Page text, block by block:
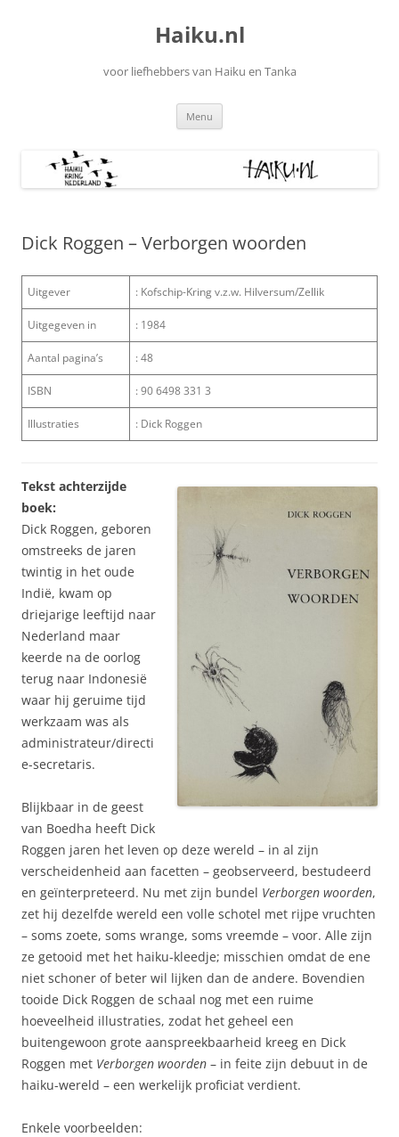
Haiku.nl
voor liefhebbers van Haiku en Tanka
Menu
Dick Roggen – Verborgen woorden
Uitgever : Kofschip-Kring v.z.w. Hilversum/Zellik
Uitgegeven in : 1984
Aantal pagina’s : 48
ISBN : 90 6498 331 3
Illustraties : Dick Roggen
Tekst achterzijde
boek:
Dick Roggen, geboren
omstreeks de jaren
twintig in het oude
Indië, kwam op
driejarige leeftijd naar
Nederland maar
keerde na de oorlog
terug naar Indonesië
waar hij geruime tijd
werkzaam was als
administrateur/directi
e-secretaris.
Blijkbaar in de geest
van Boedha heeft Dick
Roggen jaren het leven op deze wereld – in al zijn
verscheidenheid aan facetten – geobserveerd, bestudeerd
en geïnterpreteerd. Nu met zijn bundel Verborgen woorden,
zet hij dezelfde wereld een volle schotel met rijpe vruchten
– soms zoete, soms wrange, soms vreemde – voor. Alle zijn
ze getooid met het haiku-kleedje; misschien omdat de ene
niet schoner of beter wil lijken dan de andere. Bovendien
tooide Dick Roggen de schaal nog met een ruime
hoeveelheid illustraties, zodat het geheel een
buitengewoon grote aanspreekbaarheid kreeg en Dick
Roggen met Verborgen woorden – in feite zijn debuut in de
haiku-wereld – een werkelijk proficiat verdient.
Enkele voorbeelden: